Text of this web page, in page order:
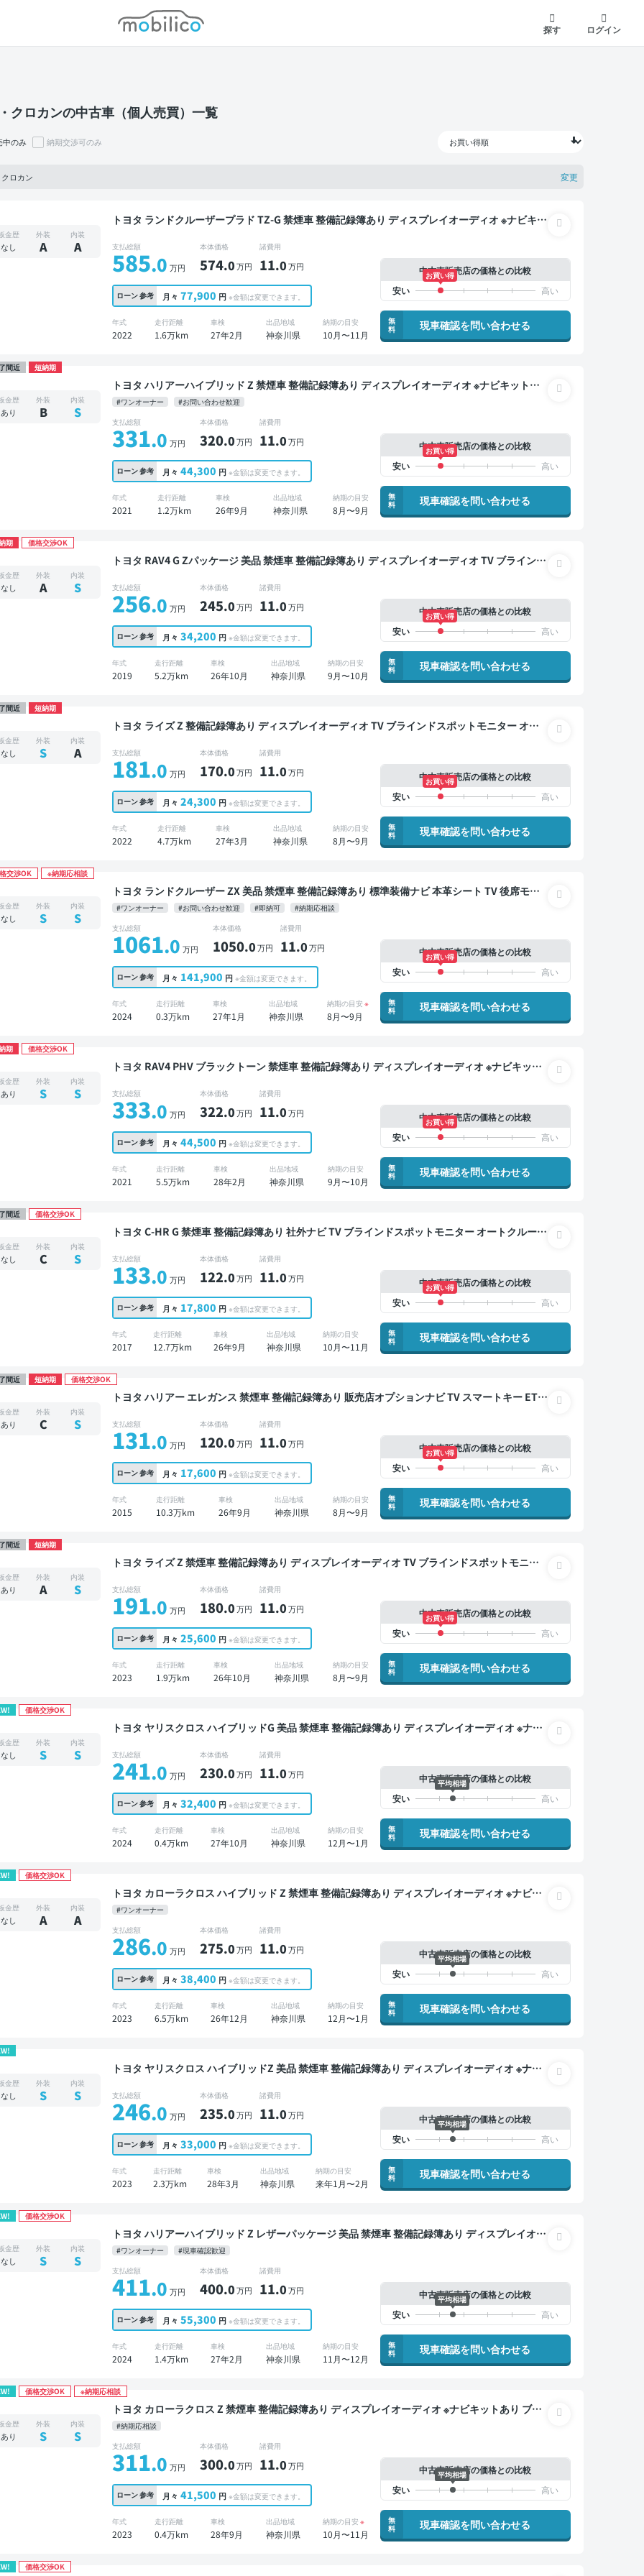
モビリコ
探す
ログイン
クロカンの中古車（個人売買）一覧
中のみ 納期交渉可のみ
ロカン 変更
トヨタ ランドクルーザープラド TZ-G 禁煙車 整備記録簿あり ディスプレイオーディオ ※ナビキッ
ート スマートキー ETC サンルーフ バックモニター 全方位カメラ ドライブレコーダー リフトア
ップ 衝突軽減 7人乗り
金歴
なし
外装
A
内装
A 支払総額
585.0 万円
本体価格
574.0万円
諸費用
11.0万円
ローン参考 月々 77,900 円 ※金額は変更できます。
年式
2022
走行距離
1.6万km
車検
27年2月
出品地域
神奈川県
納期の目安
10月〜11月
中古車販売店の価格との比較
お買い得
無
料
現車確認を問い合わせる
間近 短納期
トヨタ ハリアーハイブリッド Z 禁煙車 整備記録簿あり ディスプレイオーディオ ※ナビキットあ
り TV ブラインドスポットモニター デジタルインナーミラー オートクルーズ スマートキー ETC
電動バックドア バックモニター 全方位カメラ ドライブレコーダー 衝突軽減
#ワンオーナー #お問い合わせ歓迎
金歴
あり
外装
B
内装
S
支払総額
331.0 万円
本体価格
320.0万円
諸費用
11.0万円
ローン参考 月々 44,300 円 ※金額は変更できます。
年式
2021
走行距離
1.2万km
車検
26年9月
出品地域
神奈川県
納期の目安
8月〜9月
中古車販売店の価格との比較
お買い得
無
料
現車確認を問い合わせる
期 価格交渉OK
トヨタ RAV4 G Zパッケージ 美品 禁煙車 整備記録簿あり ディスプレイオーディオ TV ブラインド
ックモニター 衝突軽減
金歴
なし
外装
A
内装
S 支払総額
256.0 万円
本体価格
245.0万円
諸費用
11.0万円
ローン参考 月々 34,200 円 ※金額は変更できます。
年式
2019
走行距離
5.2万km
車検
26年10月
出品地域
神奈川県
納期の目安
9月〜10月
中古車販売店の価格との比較
お買い得
無
料
現車確認を問い合わせる
間近 短納期
トヨタ ライズ Z 整備記録簿あり ディスプレイオーディオ TV ブラインドスポットモニター オー
金歴
なし
外装
S
内装
A 支払総額
181.0 万円
本体価格
170.0万円
諸費用
11.0万円
ローン参考 月々 24,300 円 ※金額は変更できます。
年式
2022
走行距離
4.7万km
車検
27年3月
出品地域
神奈川県
納期の目安
8月〜9月
中古車販売店の価格との比較
お買い得
無
料
現車確認を問い合わせる
交渉OK ※納期応相談
トヨタ ランドクルーザー ZX 美品 禁煙車 整備記録簿あり 標準装備ナビ 本革シート TV 後席モニ
ター ブラインドスポットモニター オートクルーズ 3列シート スマートキー ETC サンルーフ 電動
バックドア バックモニター 全方位カメラ 衝突軽減 7人乗り
#ワンオーナー #お問い合わせ歓迎 #即納可 #納期応相談
金歴
なし
外装
S
内装
S
支払総額
1061.0 万円
本体価格
1050.0万円
諸費用
11.0万円
ローン参考 月々 141,900 円 ※金額は変更できます。
年式
2024
走行距離
0.3万km
車検
27年1月
出品地域
神奈川県
納期の目安 ※
8月〜9月
中古車販売店の価格との比較
お買い得
無
料
現車確認を問い合わせる
期 価格交渉OK
トヨタ RAV4 PHV ブラックトーン 禁煙車 整備記録簿あり ディスプレイオーディオ ※ナビキット
ンルーフ 電動バックドア バックモニター 全方位カメラ ドライブレコーダー 衝突軽減
金歴
あり
外装
S
内装
S 支払総額
333.0 万円
本体価格
322.0万円
諸費用
11.0万円
ローン参考 月々 44,500 円 ※金額は変更できます。
年式
2021
走行距離
5.5万km
車検
28年2月
出品地域
神奈川県
納期の目安
9月〜10月
中古車販売店の価格との比較
お買い得
無
料
現車確認を問い合わせる
間近 価格交渉OK
トヨタ C-HR G 禁煙車 整備記録簿あり 社外ナビ TV ブラインドスポットモニター オートクルーズ
金歴
なし
外装
C
内装
S 支払総額
133.0 万円
本体価格
122.0万円
諸費用
11.0万円
ローン参考 月々 17,800 円 ※金額は変更できます。
年式
2017
走行距離
12.7万km
車検
26年9月
出品地域
神奈川県
納期の目安
10月〜11月
中古車販売店の価格との比較
お買い得
無
料
現車確認を問い合わせる
間近 短納期 価格交渉OK
トヨタ ハリアー エレガンス 禁煙車 整備記録簿あり 販売店オプションナビ TV スマートキー ETC
金歴
あり
外装
C
内装
S 支払総額
131.0 万円
本体価格
120.0万円
諸費用
11.0万円
ローン参考 月々 17,600 円 ※金額は変更できます。
年式
2015
走行距離
10.3万km
車検
26年9月
出品地域
神奈川県
納期の目安
8月〜9月
中古車販売店の価格との比較
お買い得
無
料
現車確認を問い合わせる
間近 短納期
トヨタ ライズ Z 禁煙車 整備記録簿あり ディスプレイオーディオ TV ブラインドスポットモニタ
ライブレコーダー 衝突軽減
金歴
あり
外装
A
内装
S 支払総額
191.0 万円
本体価格
180.0万円
諸費用
11.0万円
ローン参考 月々 25,600 円 ※金額は変更できます。
年式
2023
走行距離
1.9万km
車検
26年10月
出品地域
神奈川県
納期の目安
8月〜9月
中古車販売店の価格との比較
お買い得
無
料
現車確認を問い合わせる
価格交渉OK
トヨタ ヤリスクロス ハイブリッドG 美品 禁煙車 整備記録簿あり ディスプレイオーディオ ※ナビ
衝突軽減
金歴
なし
外装
S
内装
S 支払総額
241.0 万円
本体価格
230.0万円
諸費用
11.0万円
ローン参考 月々 32,400 円 ※金額は変更できます。
年式
2024
走行距離
0.4万km
車検
27年10月
出品地域
神奈川県
納期の目安
12月〜1月
中古車販売店の価格との比較
平均相場
無
料
現車確認を問い合わせる
価格交渉OK
トヨタ カローラクロス ハイブリッド Z 禁煙車 整備記録簿あり ディスプレイオーディオ ※ナビキ
ットあり TV オートクルーズ スマートキー ETC 電動バックドア バックモニター 衝突軽減
#ワンオーナー
金歴
なし
外装
A
内装
A
支払総額
286.0 万円
本体価格
275.0万円
諸費用
11.0万円
ローン参考 月々 38,400 円 ※金額は変更できます。
年式
2023
走行距離
6.5万km
車検
26年12月
出品地域
神奈川県
納期の目安
12月〜1月
中古車販売店の価格との比較
平均相場
無
料
現車確認を問い合わせる
トヨタ ヤリスクロス ハイブリッドZ 美品 禁煙車 整備記録簿あり ディスプレイオーディオ ※ナビ
ー 全方位カメラ ドライブレコーダー 衝突軽減
金歴
なし
外装
S
内装
S 支払総額
246.0 万円
本体価格
235.0万円
諸費用
11.0万円
ローン参考 月々 33,000 円 ※金額は変更できます。
年式
2023
走行距離
2.3万km
車検
28年3月
出品地域
神奈川県
納期の目安
来年1月〜2月
中古車販売店の価格との比較
平均相場
無
料
現車確認を問い合わせる
価格交渉OK
トヨタ ハリアーハイブリッド Z レザーパッケージ 美品 禁煙車 整備記録簿あり ディスプレイオー
ディオ ※ナビキットあり 本革シート TV ブラインドスポットモニター デジタルインナーミラー オ
ートクルーズ スマートキー ETC 電動バックドア 全方位カメラ ドライブレコーダー 衝突軽減
#ワンオーナー #現車確認歓迎
金歴
なし
外装
S
内装
S
支払総額
411.0 万円
本体価格
400.0万円
諸費用
11.0万円
ローン参考 月々 55,300 円 ※金額は変更できます。
年式
2024
走行距離
1.4万km
車検
27年2月
出品地域
神奈川県
納期の目安
11月〜12月
中古車販売店の価格との比較
平均相場
無
料
現車確認を問い合わせる
価格交渉OK ※納期応相談
トヨタ カローラクロス Z 禁煙車 整備記録簿あり ディスプレイオーディオ ※ナビキットあり ブラ
インドスポットモニター オートクルーズ スマートキー ETC 電動バックドア バックモニター 全方
位カメラ ドライブレコーダー 衝突軽減
#納期応相談
金歴
あり
外装
S
内装
S
支払総額
311.0 万円
本体価格
300.0万円
諸費用
11.0万円
ローン参考 月々 41,500 円 ※金額は変更できます。
年式
2023
走行距離
0.4万km
車検
28年9月
出品地域
神奈川県
納期の目安 ※
10月〜11月
中古車販売店の価格との比較
平均相場
無
料
現車確認を問い合わせる
価格交渉OK